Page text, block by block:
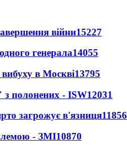
війни15227
генерала14055
в Москві13795
з полонених - ISW12031
загрожує в'язниця11856
- ЗМІ10870